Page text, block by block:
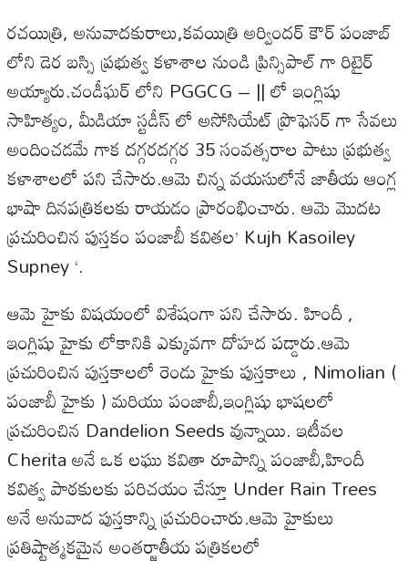
రచయిత్రి, అనువాదకురాలు,కవయిత్రి అర్విందర్ కౌర్ పంజాబ్
లోని డెర బస్సి ప్రభుత్వ కళాశాల నుండి ప్రిన్సిపాల్ గా రిటైర్
అయ్యారు.చండీఘర్ లోని PGGCG – || లో ఇంగ్లిషు
సాహిత్యం, మీడియా స్టడీస్ లో అసోసియేట్ ప్రొఫెసర్ గా సేవలు
అందించడమే గాక దగ్గరదగ్గర 35 సంవత్సరాల పాటు ప్రభుత్వ
కళాశాలలో పని చేసారు.ఆమె చిన్న వయసులోనే జాతీయ ఆంగ్ల
భాషా దినపత్రికలకు రాయడం ప్రారంభించారు. ఆమె మొదట
ప్రచురించిన పుస్తకం పంజాబీ కవితల’ Kujh Kasoiley
Supney ‘.
ఆమె హైకు విషయంలో విశేషంగా పని చేసారు. హిందీ ,
ఇంగ్లిషు హైకు లోకానికి ఎక్కువగా దోహద పడ్డారు.ఆమె
ప్రచురించిన పుస్తకాలలో రెండు హైకు పుస్తకాలు , Nimolian (
పంజాబీ హైకు ) మరియు పంజాబీ,ఇంగ్లిషు భాషలలో
ప్రచురించిన Dandelion Seeds వున్నాయి. ఇటీవల
Cherita అనే ఒక లఘు కవితా రూపాన్ని పంజాబీ,హిందీ
కవిత్వ పాఠకులకు పరిచయం చేస్తూ Under Rain Trees
అనే అనువాద పుస్తకాన్ని ప్రచురించారు.ఆమె హైకులు
ప్రతిష్టాత్మకమైన అంతర్జాతీయ పత్రికలలో